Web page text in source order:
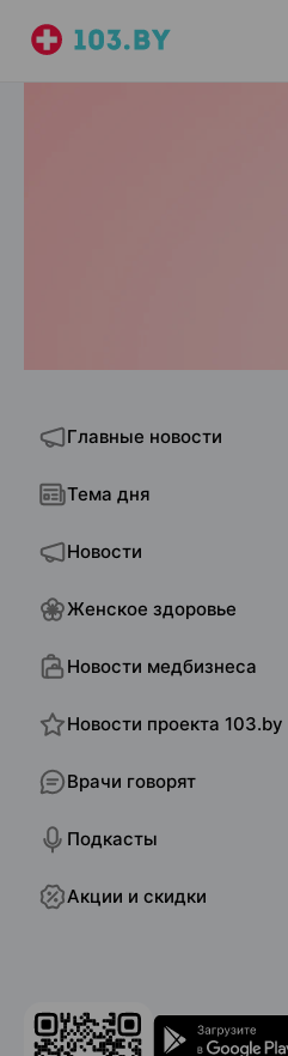
Главные новости
Тема дня
Новости
Женское здоровье
Новости медбизнеса
Новости проекта 103.by
Врачи говорят
Подкасты
Акции и скидки